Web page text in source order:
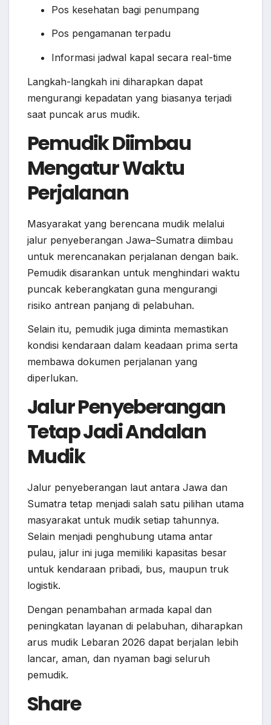
Pos kesehatan bagi penumpang
Pos pengamanan terpadu
Informasi jadwal kapal secara real-time
Langkah-langkah ini diharapkan dapat
mengurangi kepadatan yang biasanya terjadi
saat puncak arus mudik.
Pemudik Diimbau
Mengatur Waktu
Perjalanan
Masyarakat yang berencana mudik melalui
jalur penyeberangan Jawa–Sumatra diimbau
untuk merencanakan perjalanan dengan baik.
Pemudik disarankan untuk menghindari waktu
puncak keberangkatan guna mengurangi
risiko antrean panjang di pelabuhan.
Selain itu, pemudik juga diminta memastikan
kondisi kendaraan dalam keadaan prima serta
membawa dokumen perjalanan yang
diperlukan.
Jalur Penyeberangan
Tetap Jadi Andalan
Mudik
Jalur penyeberangan laut antara Jawa dan
Sumatra tetap menjadi salah satu pilihan utama
masyarakat untuk mudik setiap tahunnya.
Selain menjadi penghubung utama antar
pulau, jalur ini juga memiliki kapasitas besar
untuk kendaraan pribadi, bus, maupun truk
logistik.
Dengan penambahan armada kapal dan
peningkatan layanan di pelabuhan, diharapkan
arus mudik Lebaran 2026 dapat berjalan lebih
lancar, aman, dan nyaman bagi seluruh
pemudik.
Share